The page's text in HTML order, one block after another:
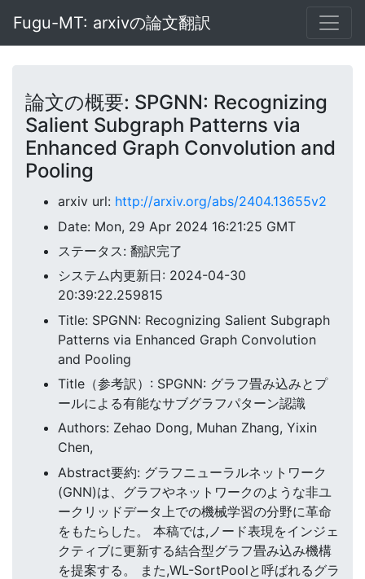
Fugu-MT: arxivの論文翻訳
論文の概要: SPGNN: Recognizing
Salient Subgraph Patterns via
Enhanced Graph Convolution and
Pooling
arxiv url: http://arxiv.org/abs/2404.13655v2
Date: Mon, 29 Apr 2024 16:21:25 GMT
ステータス: 翻訳完了
システム内更新日: 2024-04-30
20:39:22.259815
Title: SPGNN: Recognizing Salient Subgraph
Patterns via Enhanced Graph Convolution
and Pooling
Title（参考訳）: SPGNN: グラフ畳み込みとプ
ールによる有能なサブグラフパターン認識
Authors: Zehao Dong, Muhan Zhang, Yixin
Chen,
Abstract要約: グラフニューラルネットワーク
(GNN)は、グラフやネットワークのような非ユ
ークリッドデータ上での機械学習の分野に革命
をもたらした。 本稿では,ノード表現をインジェ
クティブに更新する結合型グラフ畳み込み機構
を提案する。 また,WL-SortPoolと呼ばれるグラ